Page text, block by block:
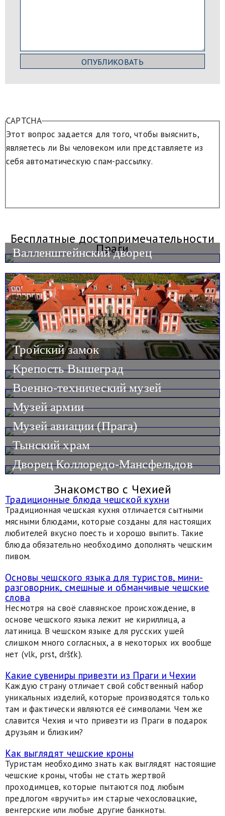
CAPTCHA
Этот вопрос задается для того, чтобы выяснить,
являетесь ли Вы человеком или представляете из
себя автоматическую спам-рассылку.
Бесплатные достопримечательности
Праги
Валленштейнский дворец
Тройский замок
Крепость Вышеград
Военно-технический музей
Музей армии
Музей авиации (Прага)
Тынский храм
Дворец Коллоредо-Мансфельдов
Знакомство с Чехией
Традиционные блюда чешской кухни
Традиционная чешская кухня отличается сытными
мясными блюдами, которые созданы для настоящих
любителей вкусно поесть и хорошо выпить. Такие
блюда обязательно необходимо дополнять чешским
пивом.
Основы чешского языка для туристов, мини-
разговорник, смешные и обманчивые чешские
слова
Несмотря на своё славянское происхождение, в
основе чешского языка лежит не кириллица, а
латиница. В чешском языке для русских ушей
слишком много согласных, а в некоторых их вообще
нет (vlk, prst, dršťk).
Какие сувениры привезти из Праги и Чехии
Каждую страну отличает свой собственный набор
уникальных изделий, которые производятся только
там и фактически являются её символами. Чем же
славится Чехия и что привезти из Праги в подарок
друзьям и близким?
Как выглядят чешские кроны
Туристам необходимо знать как выглядят настоящие
чешские кроны, чтобы не стать жертвой
проходимцев, которые пытаются под любым
предлогом «вручить» им старые чехословацкие,
венгерские или любые другие банкноты.